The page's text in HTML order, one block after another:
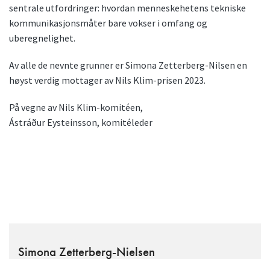
sentrale utfordringer: hvordan menneskehetens tekniske
kommunikasjonsmåter bare vokser i omfang og
uberegnelighet.
Av alle de nevnte grunner er Simona Zetterberg-Nilsen en
høyst verdig mottager av Nils Klim-prisen 2023.
På vegne av Nils Klim-komitéen,
Ástráður Eysteinsson, komitéleder
Simona Zetterberg-Nielsen